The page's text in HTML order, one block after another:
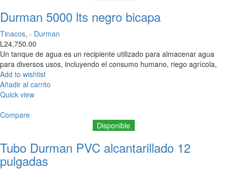
Durman 5000 lts negro bicapa
Tinacos, - Durman
L24,750.00
Un tanque de agua es un recipiente utilizado para almacenar agua
para diversos usos, incluyendo el consumo humano, riego agrícola,
Add to wishlist
Añadir al carrito
Quick view
Compare
Disponible
Tubo Durman PVC alcantarillado 12
pulgadas